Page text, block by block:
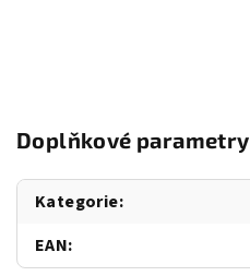
Doplňkové parametry
Kategorie:
EAN: